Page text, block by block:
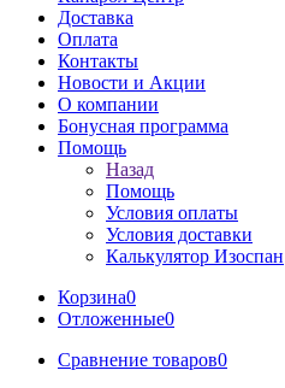
Доставка
Оплата
Контакты
Новости и Акции
О компании
Бонусная программа
Помощь
Назад
Помощь
Условия оплаты
Условия доставки
Калькулятор Изоспан
Корзина0
Отложенные0
Сравнение товаров0